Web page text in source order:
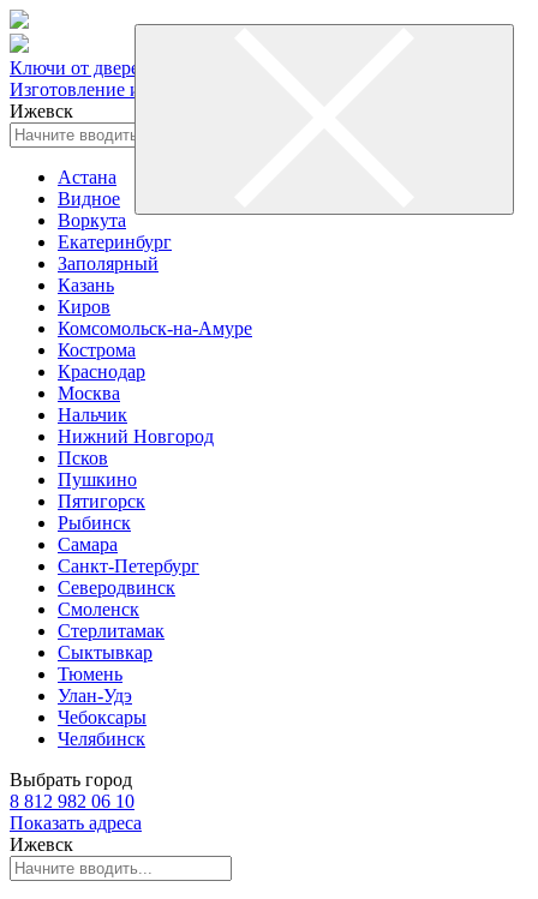
Ключи от дверей и автомобилей
Изготовление и выезд
Ижевск
Астана
Видное
Воркута
Екатеринбург
Заполярный
Казань
Киров
Комсомольск-на-Амуре
Кострома
Краснодар
Москва
Нальчик
Нижний Новгород
Псков
Пушкино
Пятигорск
Рыбинск
Самара
Санкт-Петербург
Северодвинск
Смоленск
Стерлитамак
Сыктывкар
Тюмень
Улан-Удэ
Чебоксары
Челябинск
Выбрать город
8 812 982 06 10
Показать адреса
Ижевск